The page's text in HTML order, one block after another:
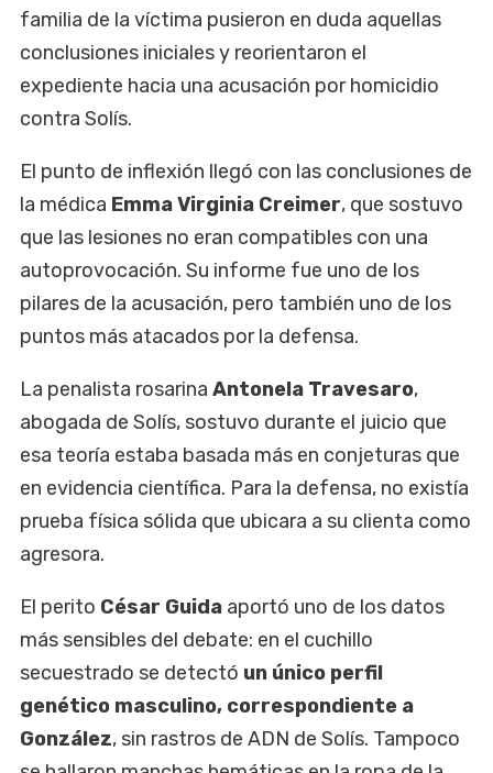
familia de la víctima pusieron en duda aquellas
conclusiones iniciales y reorientaron el
expediente hacia una acusación por homicidio
contra Solís.
El punto de inflexión llegó con las conclusiones de
la médica Emma Virginia Creimer, que sostuvo
que las lesiones no eran compatibles con una
autoprovocación. Su informe fue uno de los
pilares de la acusación, pero también uno de los
puntos más atacados por la defensa.
La penalista rosarina Antonela Travesaro,
abogada de Solís, sostuvo durante el juicio que
esa teoría estaba basada más en conjeturas que
en evidencia científica. Para la defensa, no existía
prueba física sólida que ubicara a su clienta como
agresora.
El perito César Guida aportó uno de los datos
más sensibles del debate: en el cuchillo
secuestrado se detectó un único perfil
genético masculino, correspondiente a
González, sin rastros de ADN de Solís. Tampoco